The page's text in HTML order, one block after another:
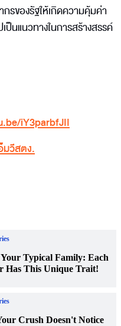
รของรัฐให้เกิดความคุ้มค่า
ป็นแนวทางในการสร้างสรรค์
iY3parbfJII
มวีสตง.